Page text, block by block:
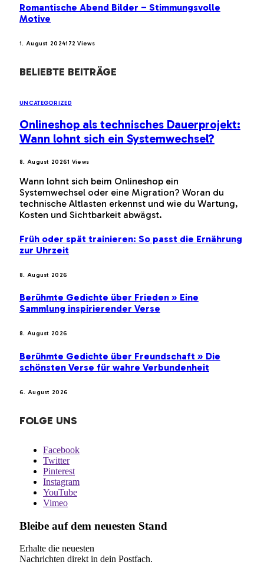
Romantische Abend Bilder – Stimmungsvolle
Motive
1. August 2024172Views
BELIEBTE BEITRÄGE
UNCATEGORIZED
Onlineshop als technisches Dauerprojekt:
Wann lohnt sich ein Systemwechsel?
8. August 20261 Views
Wann lohnt sich beim Onlineshop ein
Systemwechsel oder eine Migration? Woran du
technische Altlasten erkennst und wie du Wartung,
Kosten und Sichtbarkeit abwägst.
Früh oder spät trainieren: So passt die Ernährung
zur Uhrzeit
8. August 2026
Berühmte Gedichte über Frieden » Eine
Sammlung inspirierender Verse
8. August 2026
Berühmte Gedichte über Freundschaft » Die
schönsten Verse für wahre Verbundenheit
6. August 2026
FOLGE UNS
Facebook
Twitter
Pinterest
Instagram
YouTube
Vimeo
Bleibe auf dem neuesten Stand
Erhalte die neuesten
Nachrichten direkt in dein Postfach.